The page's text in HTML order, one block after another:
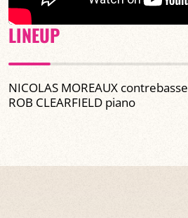
LINEUP
NICOLAS MOREAUX contrebasse
ROB CLEARFIELD piano